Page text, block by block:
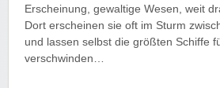
Erscheinung, gewaltige Wesen, weit
Dort erscheinen sie oft im Sturm
und lassen selbst die größten Schiffe
verschwinden…